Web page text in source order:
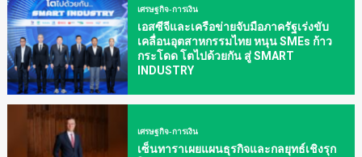
เศรษฐกิจ-การเงิน
เอสซีจีและเครือข่ายจับมือภาครัฐเร่งขับ
เคลื่อนอุตสาหกรรมไทย หนุน SMEs ก้าว
กระโดด โตไปด้วยกัน สู่ SMART
INDUSTRY
เศรษฐกิจ-การเงิน
เซ็นทาราเผยแผนธุรกิจและกลยุทธ์เชิงรุก